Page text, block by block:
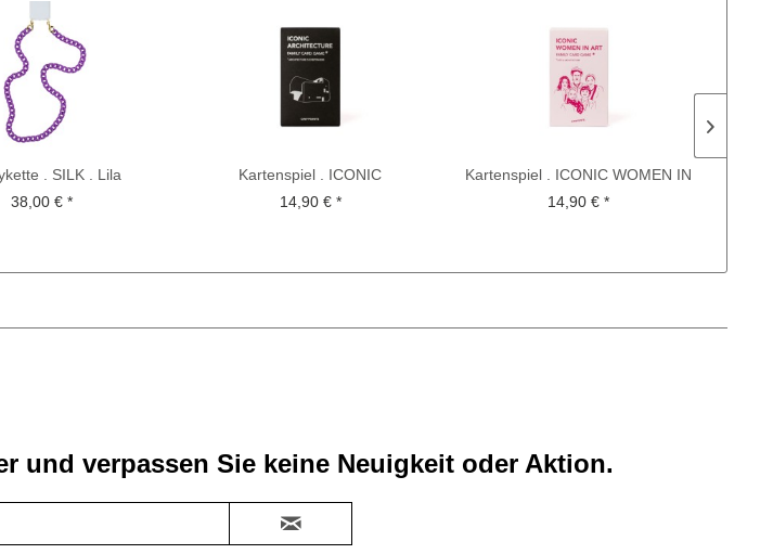
. SILK . Lila
38,00 € *
Kartenspiel . ICONIC
ARCHITECTURE
14,90 € *
Kartenspiel . ICONIC WOMEN IN
ART
14,90 € *
und verpassen Sie keine Neuigkeit oder Aktion.